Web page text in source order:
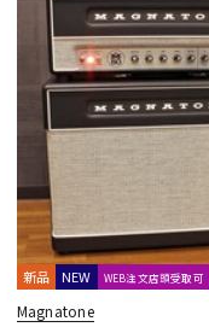
新品 NEW WEB注文店頭受取可
Magnatone